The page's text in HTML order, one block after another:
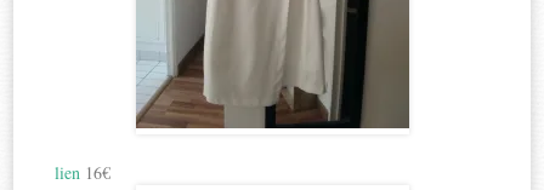
lien 16€